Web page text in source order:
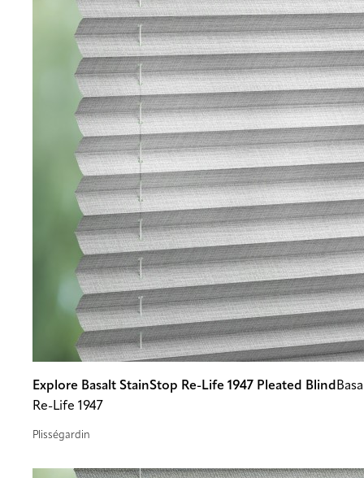
Explore Basalt StainStop Re-Life 1947 Pleated Blind
Re-Life 1947
Plisségardin